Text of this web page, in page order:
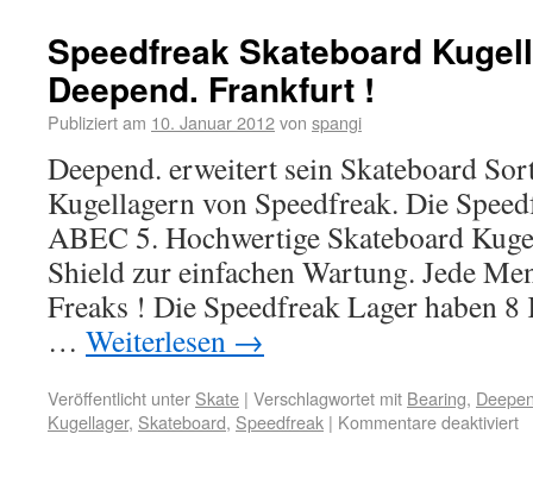
Speedfreak Skateboard
Deepend. Frankfurt !
Publiziert am 10. Januar 2012von spangi
Deepend. erweitert sein Skateboard
Kugellagern von Speedfreak. Die
ABEC 5. Hochwertige Skateboard
Shield zur einfachen Wartung. Jede
Freaks ! Die Speedfreak Lager haben 8
… Weiterlesen →
Veröffentlicht unter Skate | Verschlagwortet mit Bearing,
Kugellager, Skateboard, Speedfreak | Kommentare deaktiviert